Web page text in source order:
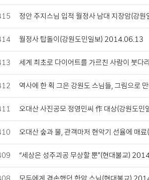
정안 주지스님 입적 월정사 남대 지장암(강
월정사 탑돌이(강원도민일보) 2014.06.13
세계 최초로 다이어트를 가르친 사람이 붓
역사에 한 획 그은 강원도 스님들, 그림으로
오대산 사진공모 정영민씨 作 대상(강원도
오대산 숲과 물, 관객마저 현악기 선율에 매
“세상은 성주괴공 무상할 뿐”(현대불교)